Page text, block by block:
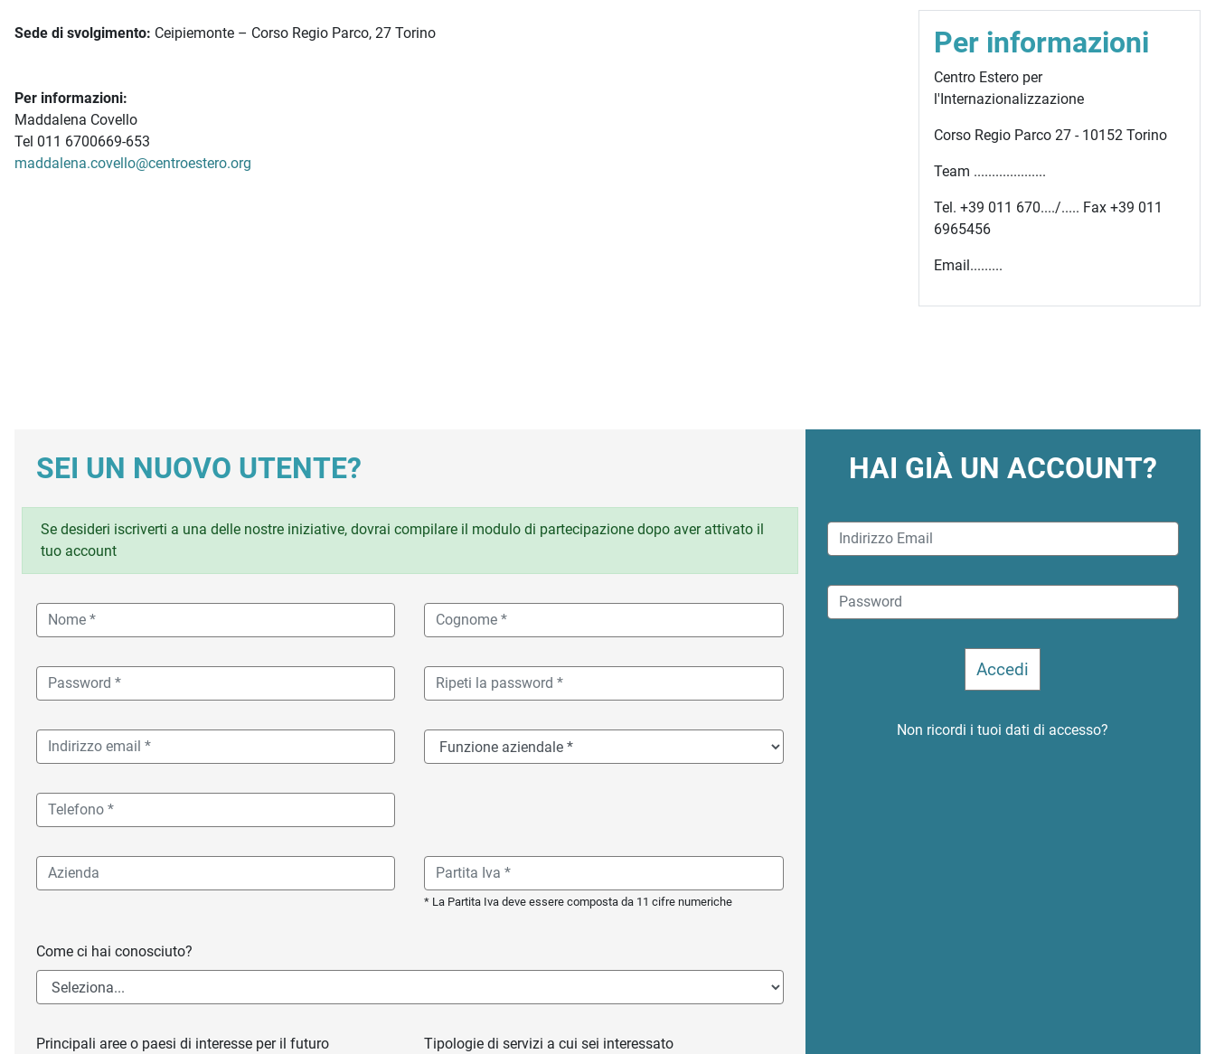
Sede di svolgimento: Ceipiemonte – Corso Regio Parco, 27 Torino
Per informazioni:
Maddalena Covello
Tel 011 6700669-653
maddalena.covello@centroestero.org
Per informazioni
Centro Estero per
l'Internazionalizzazione
Corso Regio Parco 27 - 10152 Torino
Team ....................
Tel. +39 011 670..../..... Fax +39 011
6965456
Email.........
SEI UN NUOVO UTENTE?
Se desideri iscriverti a una delle nostre iniziative, dovrai compilare il modulo di partecipazione dopo aver attivato il
tuo account
* La Partita Iva deve essere composta da 11 cifre numeriche
Come ci hai conosciuto?
Principali aree o paesi di interesse per il futuro Tipologie di servizi a cui sei interessato
HAI GIÀ UN ACCOUNT?
Non ricordi i tuoi dati di accesso?